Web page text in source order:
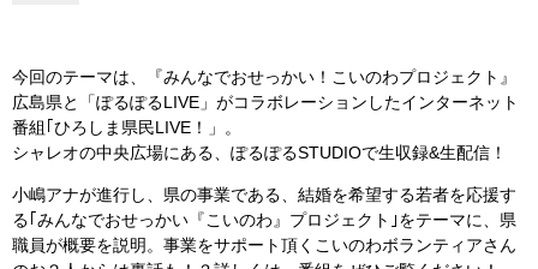
今回のテーマは、『みんなでおせっかい！こいのわプロジェクト』
広島県と「ぽるぽるLIVE」がコラボレーションしたインターネット
番組｢ひろしま県民LIVE！」。
シャレオの中央広場にある、ぽるぽるSTUDIOで生収録&生配信！
小嶋アナが進行し、県の事業である、結婚を希望する若者を応援す
る｢みんなでおせっかい『こいのわ』プロジェクト｣をテーマに、県
職員が概要を説明。事業をサポート頂くこいのわボランティアさん